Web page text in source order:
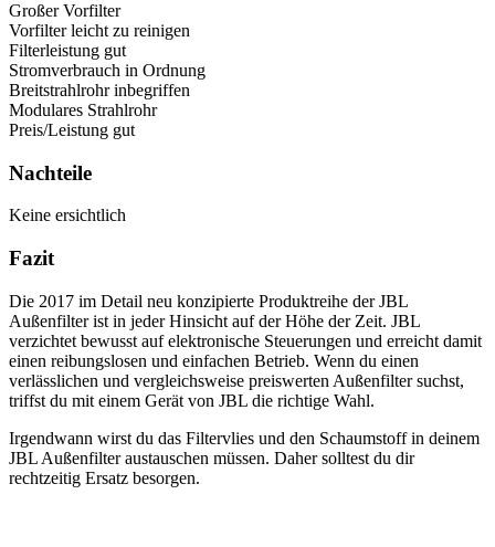
Großer Vorfilter
Vorfilter leicht zu reinigen
Filterleistung gut
Stromverbrauch in Ordnung
Breitstrahlrohr inbegriffen
Modulares Strahlrohr
Preis/Leistung gut
Nachteile
Keine ersichtlich
Fazit
Die 2017 im Detail neu konzipierte Produktreihe der JBL
Außenfilter ist in jeder Hinsicht auf der Höhe der Zeit. JBL
verzichtet bewusst auf elektronische Steuerungen und erreicht damit
einen reibungslosen und einfachen Betrieb. Wenn du einen
verlässlichen und vergleichsweise preiswerten Außenfilter suchst,
triffst du mit einem Gerät von JBL die richtige Wahl.
Irgendwann wirst du das Filtervlies und den Schaumstoff in deinem
JBL Außenfilter austauschen müssen. Daher solltest du dir
rechtzeitig Ersatz besorgen.